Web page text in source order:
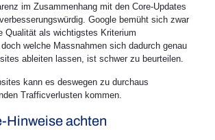
im Zusammenhang mit den Core-Updates
Google bemüht sich zwar
Qualität als wichtigstes Kriterium
welche Massnahmen sich dadurch genau
ableiten lassen, ist schwer zu beurteilen.
kann es deswegen zu durchaus
Trafficverlusten kommen.
Hinweise achten